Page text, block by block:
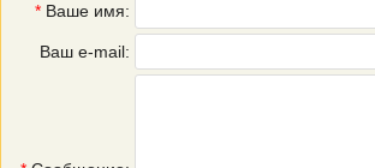
* Ваше имя:
Ваш e-mail: